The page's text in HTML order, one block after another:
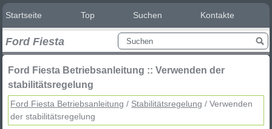
Startseite Top Suchen Kontakte
Ford Fiesta
Ford Fiesta Betriebsanleitung :: Verwenden der
stabilitätsregelung
Ford Fiesta Betriebsanleitung / Stabilitätsregelung / Verwenden
der stabilitätsregelung